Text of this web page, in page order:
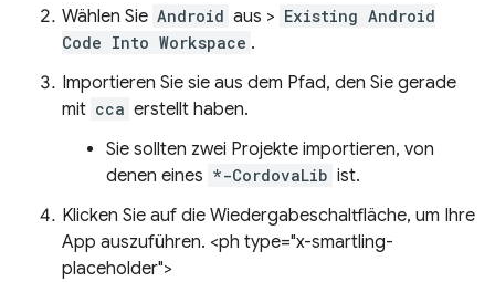
Wählen Sie Android aus > Existing Android
Code Into Workspace .
Importieren Sie sie aus dem Pfad, den Sie gerade
mit cca erstellt haben.
Sie sollten zwei Projekte importieren, von
denen eines *-CordovaLib ist.
Klicken Sie auf die Wiedergabeschaltfläche, um Ihre
App auszuführen. <ph type="x-smartling-
placeholder">